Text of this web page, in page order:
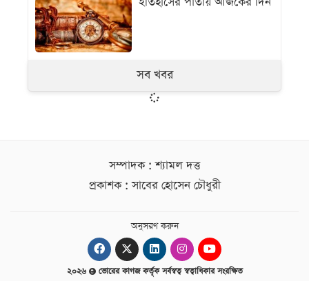
সব খবর
সম্পাদক : শ্যামল দত্ত
প্রকাশক : সাবের হোসেন চৌধুরী
অনুসরণ করুন
২০২৬ ভোরের কাগজ কর্তৃক সর্বস্বত্ব স্বত্বাধিকার সংরক্ষিত